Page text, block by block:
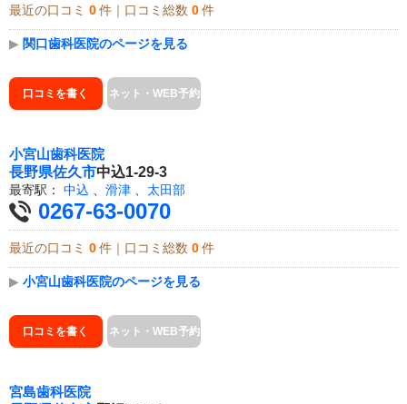
最近の口コミ 0 件｜口コミ総数 0 件
▶ 関口歯科医院のページを見る
口コミを書く ネット・WEB予約
小宮山歯科医院
長野県佐久市中込1-29-3
最寄駅： 中込 滑津 太田部
0267-63-0070
最近の口コミ 0 件｜口コミ総数 0 件
▶ 小宮山歯科医院のページを見る
口コミを書く ネット・WEB予約
宮島歯科医院